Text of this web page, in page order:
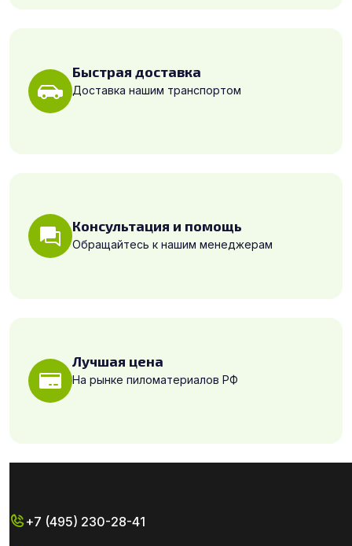
Быстрая доставка
Доставка нашим транспортом
Консультация и помощь
Обращайтесь к нашим менеджерам
Лучшая цена
На рынке пиломатериалов РФ
+7 (495) 230-28-41